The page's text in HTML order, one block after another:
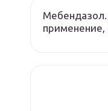
Мебендазол.